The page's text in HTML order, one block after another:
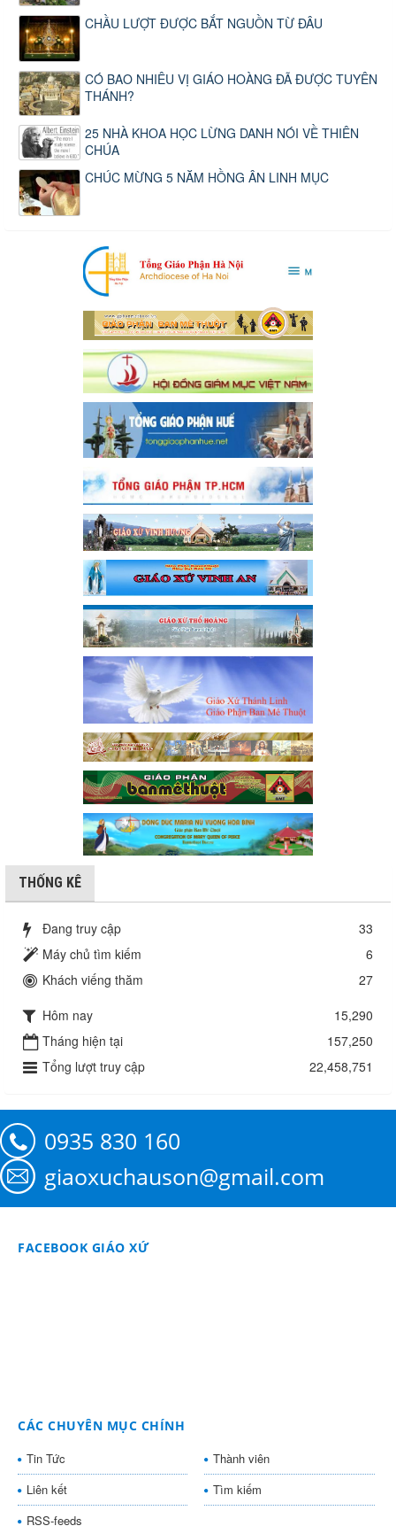
CHẦU LƯỢT ĐƯỢC BẮT NGUỒN TỪ ĐÂU
CÓ BAO NHIÊU VỊ GIÁO HOÀNG ĐÃ ĐƯỢC TUYÊN
THÁNH?
25 NHÀ KHOA HỌC LỪNG DANH NÓI VỀ THIÊN
CHÚA
CHÚC MỪNG 5 NĂM HỒNG ÂN LINH MỤC
THỐNG KÊ
Đang truy cập
33
Máy chủ tìm kiếm
6
Khách viếng thăm
27
Hôm nay
15,290
Tháng hiện tại
157,250
Tổng lượt truy cập
22,458,751
0935 830 160
giaoxuchauson@gmail.com
FACEBOOK GIÁO XỨ
CÁC CHUYÊN MỤC CHÍNH
Tin Tức
Thành viên
Liên kết
Tìm kiếm
RSS-feeds